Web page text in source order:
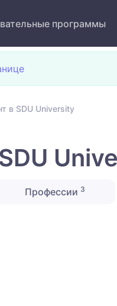
программы
в SDU University
Профессии 3